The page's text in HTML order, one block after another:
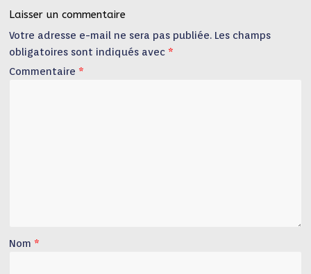
Laisser un commentaire
Votre adresse e-mail ne sera pas publiée. Les champs
obligatoires sont indiqués avec *
Commentaire *
Nom *